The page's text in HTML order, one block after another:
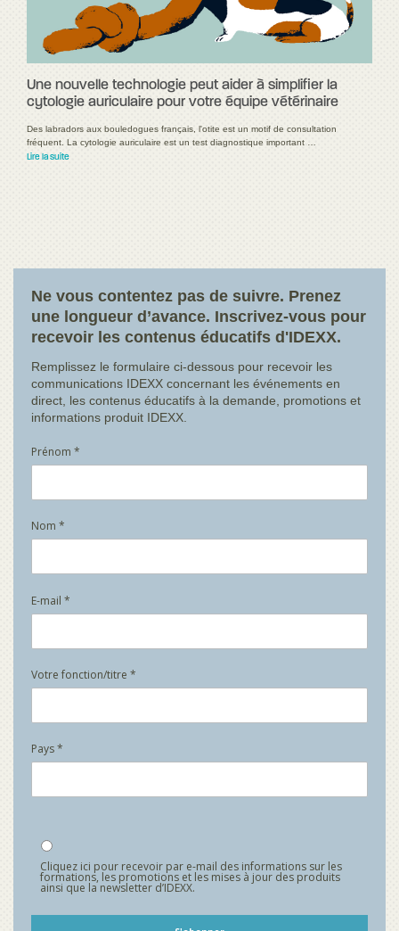
Une nouvelle technologie peut aider à simplifier la
cytologie auriculaire pour votre équipe vétérinaire
Des labradors aux bouledogues français, l'otite est un motif de consultation
fréquent. La cytologie auriculaire est un test diagnostique important …
Lire la suite
Ne vous contentez pas de suivre. Prenez
une longueur d’avance. Inscrivez-vous pour
recevoir les contenus éducatifs d'IDEXX.